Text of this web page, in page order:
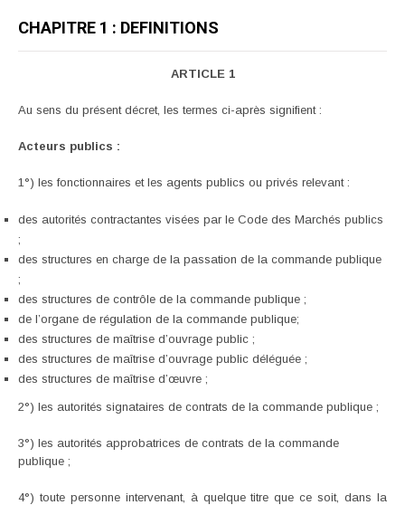
CHAPITRE 1 : DEFINITIONS
ARTICLE 1
Au sens du présent décret, les termes ci-après signifient :
Acteurs publics :
1°) les fonctionnaires et les agents publics ou privés relevant :
des autorités contractantes visées par le Code des Marchés publics
;
des structures en charge de la passation de la commande publique
;
des structures de contrôle de la commande publique ;
de l’organe de régulation de la commande publique;
des structures de maîtrise d’ouvrage public ;
des structures de maîtrise d’ouvrage public déléguée ;
des structures de maîtrise d’œuvre ;
2°) les autorités signataires de contrats de la commande publique ;
3°) les autorités approbatrices de contrats de la commande
publique ;
4°) toute personne intervenant, à quelque titre que ce soit, dans la